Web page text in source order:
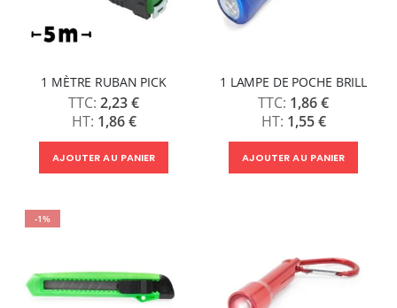
1 MÈTRE RUBAN PICK
2,23 €
1,86 €
AJOUTER AU PANIER
1 LAMPE DE POCHE BRILL
1,86 €
1,55 €
AJOUTER AU PANIER
-1%